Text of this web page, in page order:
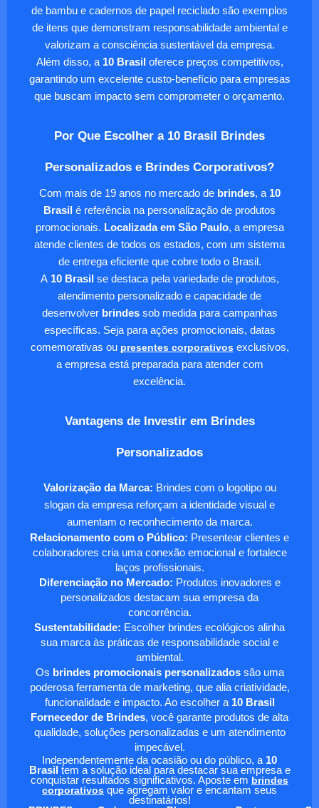
de bambu e cadernos de papel reciclado são exemplos
de itens que demonstram responsabilidade ambiental e
valorizam a consciência sustentável da empresa.
Além disso, a 10 Brasiloferece preços competitivos,
garantindo um excelente custo-benefício para empresas
que buscam impacto sem comprometer o orçamento.
Por Que Escolher a 10 Brasil Brindes
Personalizados e Brindes Corporativos?
Com mais de 19 anos no mercado de brindes, a 10
Brasil é referência na personalização de produtos
promocionais. Localizada em São Paulo, a empresa
atende clientes de todos os estados, com um sistema
de entrega eficiente que cobre todo o Brasil.
A10 Brasilse destaca pela variedade de produtos,
atendimento personalizado e capacidade de
desenvolver brindessob medida para campanhas
específicas. Seja para ações promocionais, datas
comemorativas ou presentes corporativosexclusivos,
a empresa está preparada para atender com
excelência.
Vantagens de Investir em Brindes
Personalizados
Valorização da Marca: Brindes com o logotipo ou
slogan da empresa reforçam a identidade visual e
aumentam o reconhecimento da marca.
Relacionamento com o Público: Presentear clientes e
colaboradores cria uma conexão emocional e fortalece
laços profissionais.
Diferenciação no Mercado: Produtos inovadores e
personalizados destacam sua empresa da
concorrência.
Sustentabilidade: Escolher brindes ecológicos alinha
sua marca às práticas de responsabilidade social e
ambiental.
Os brindes promocionais personalizadossão uma
poderosa ferramenta de marketing, que alia criatividade,
funcionalidade e impacto. Ao escolher a 10 Brasil
Fornecedor de Brindes, você garante produtos de alta
qualidade, soluções personalizadas e um atendimento
impecável.
Independentemente da ocasião ou do público, a 10
Brasil tem a solução ideal para destacar sua empresa e
conquistar resultados significativos. Aposte em brindes
corporativos que agregam valor e encantam seus
destinatários!